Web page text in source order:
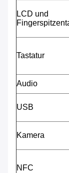
LCD und
Tastatur
Audio
USB
Kamera
NFC